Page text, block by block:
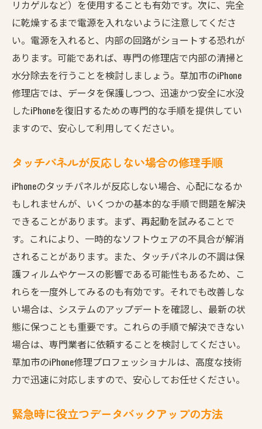
充電しても電源が入らない場合の対処法
バッテリー膨張の原因とその防止策
バッテリー交換の適切なタイミング
充電トラブルを未然に防ぐ方法
バッテリー消耗を抑える設定の見直し
草加市のiPhone修理でお悩み解決プロのノウハウ
音声が出ない場合の診断手順
Wi-Fi接続が不安定な時の改善法
アプリが頻繁にクラッシュする理由
不具合を見逃さないチェックリスト
プロが教える修理後のセルフメンテナンス
急な不具合もこれで安心草加市のiPhone修理プロ
にお任せ
修理依頼から完了までの流れ
プロが対応する緊急修理メニュー
修理中の不安を解消するポイント
不具合発生時の緊急連絡先
修理後の安心を保証する方法
iPhone修理で困ったら草加市の専門家がサポート
リカゲルなど）を使用することも有効です。次に、完全
に乾燥するまで電源を入れないように注意してくださ
い。電源を入れると、内部の回路がショートする恐れが
あります。可能であれば、専門の修理店で内部の清掃と
水分除去を行うことを検討しましょう。草加市のiPhone
修理店では、データを保護しつつ、迅速かつ安全に水没
したiPhoneを復旧するための専門的な手順を提供してい
ますので、安心して利用してください。
タッチパネルが反応しない場合の修理手順
iPhoneのタッチパネルが反応しない場合、心配になるか
もしれませんが、いくつかの基本的な手順で問題を解決
できることがあります。まず、再起動を試みることで
す。これにより、一時的なソフトウェアの不具合が解消
されることがあります。また、タッチパネルの不調は保
護フィルムやケースの影響である可能性もあるため、こ
れらを一度外してみるのも有効です。それでも改善しな
い場合は、システムのアップデートを確認し、最新の状
態に保つことも重要です。これらの手順で解決できない
場合は、専門業者に依頼することを検討してください。
草加市のiPhone修理プロフェッショナルは、高度な技術
力で迅速に対応しますので、安心してお任せください。
緊急時に役立つデータバックアップの方法